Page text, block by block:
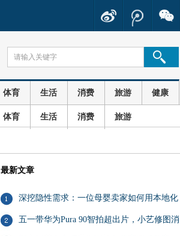
体育 生活 消费 旅游 健康
体育 生活 消费 旅游
最新文章
深挖隐性需求：一位母婴卖家如何用本地化
把增长做成基本盘
五一带华为Pura 90智拍超出片，小艺修图消